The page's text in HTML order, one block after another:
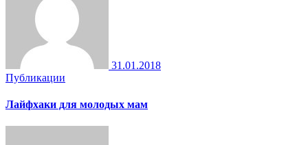
31.01.2018
Публикации
Лайфхаки для молодых мам